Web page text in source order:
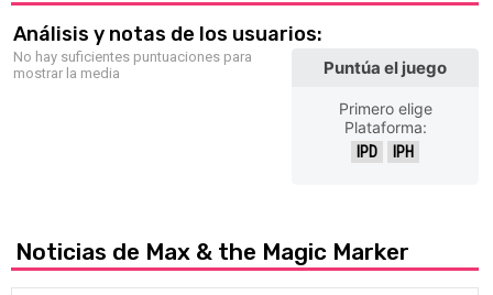
Análisis y notas de los usuarios:
No hay suficientes puntuaciones para
mostrar la media
Puntúa el juego
Primero elige
Plataforma:
IPD IPH
Noticias de Max & the Magic Marker